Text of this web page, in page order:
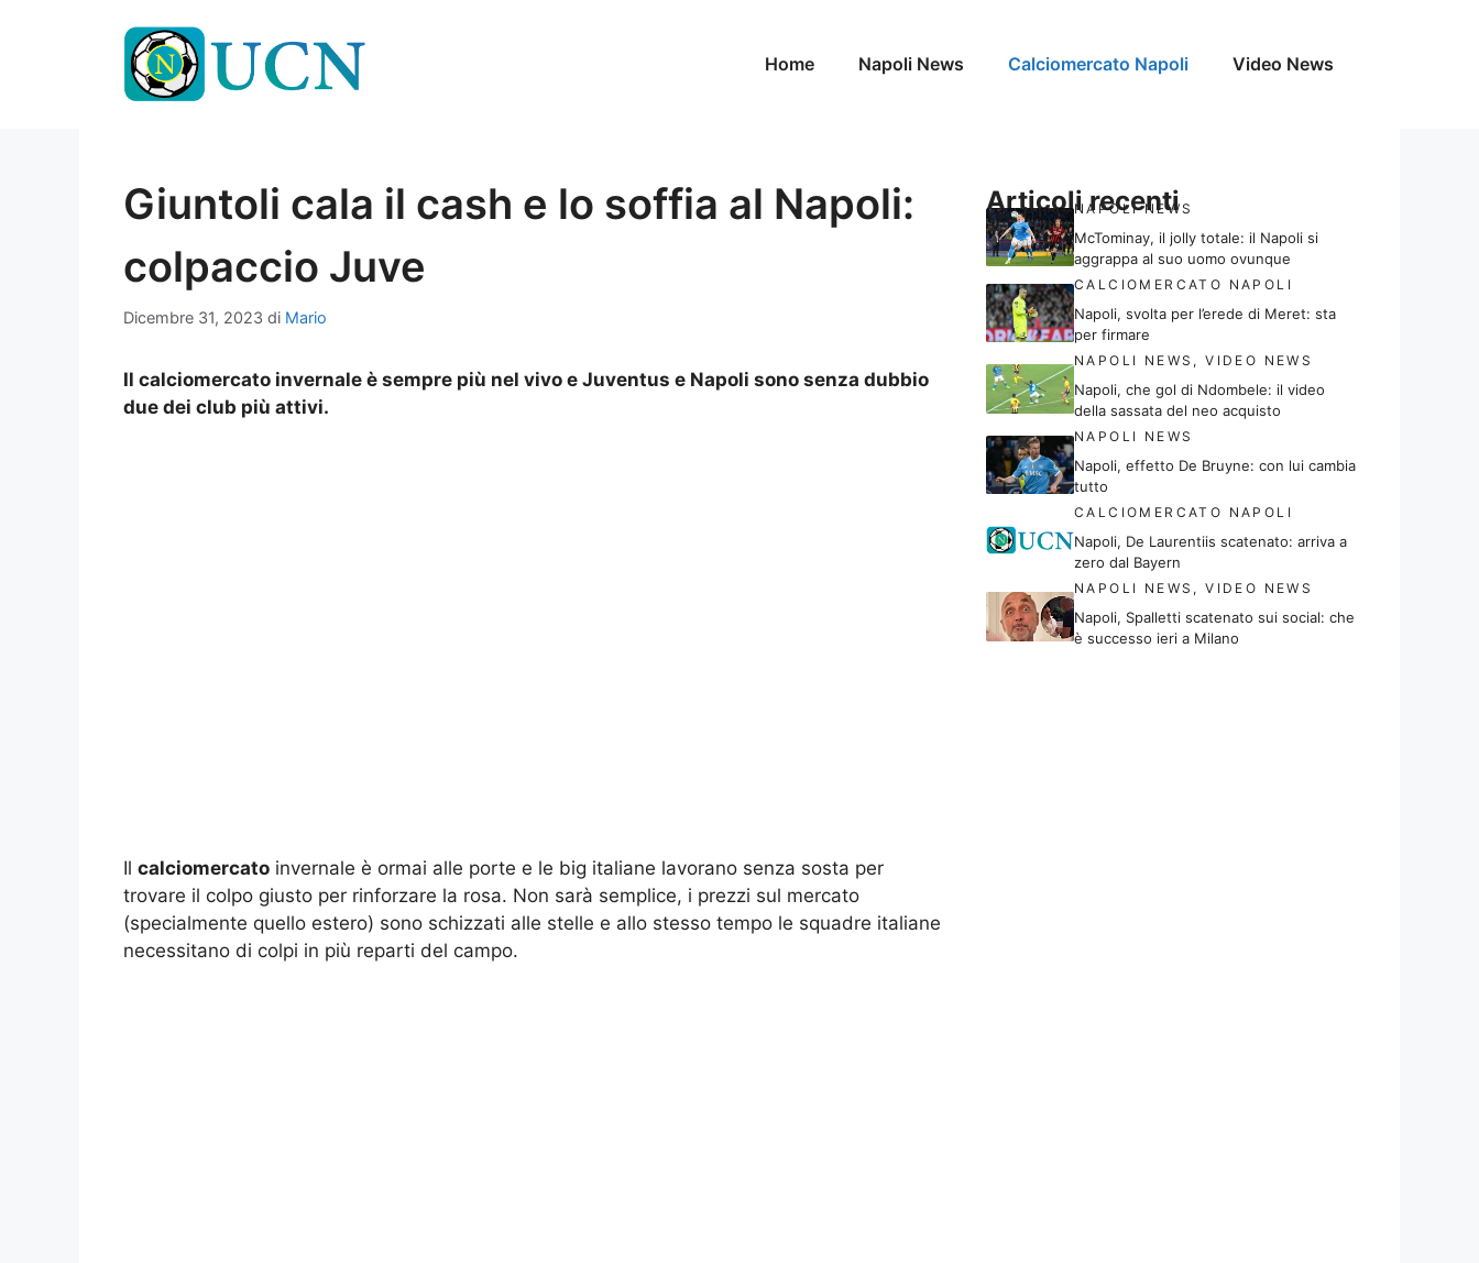
Home Napoli News Calciomercato Napoli Video News
Giuntoli cala il cash e lo soffia al Napoli:
colpaccio Juve
Dicembre 31, 2023 di Mario
Il calciomercato invernale è sempre più nel vivo e Juventus e Napoli sono senza dubbio
due dei club più attivi.
Il calciomercato invernale è ormai alle porte e le big italiane lavorano senza sosta per
trovare il colpo giusto per rinforzare la rosa. Non sarà semplice, i prezzi sul mercato
(specialmente quello estero) sono schizzati alle stelle e allo stesso tempo le squadre italiane
necessitano di colpi in più reparti del campo.
Articoli recenti
NAPOLI NEWS
McTominay, il jolly totale: il Napoli si
aggrappa al suo uomo ovunque
CALCIOMERCATO NAPOLI
Napoli, svolta per l’erede di Meret: sta
per firmare
NAPOLI NEWS ,VIDEO NEWS
Napoli, che gol di Ndombele: il video
della sassata del neo acquisto
NAPOLI NEWS
Napoli, effetto De Bruyne: con lui cambia
tutto
CALCIOMERCATO NAPOLI
Napoli, De Laurentiis scatenato: arriva a
zero dal Bayern
NAPOLI NEWS ,VIDEO NEWS
Napoli, Spalletti scatenato sui social: che
è successo ieri a Milano